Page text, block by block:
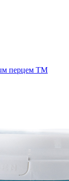
перцем TM